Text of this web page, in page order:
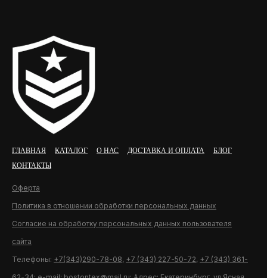
ГЛАВНАЯ КАТАЛОГ О НАС ДОСТАВКА И ОПЛАТА
БЛОГ
КОНТАКТЫ
Оферта
Политика в отношении обработки персональных данных
Согласие на обработку персональных данных пользователя
сайта
Телефоны: +7(343)290-78-08, +7 (343) 227-50-72, +7 (343) 361-